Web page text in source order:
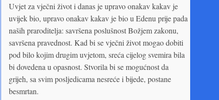
Uvjet za vječni život i danas je upravo onakav kakav je
uvijek bio, upravo onakav kakav je bio u Edenu prije pada
naših praroditelja: savršena poslušnost Božjem zakonu,
savršena pravednost. Kad bi se vječni život mogao dobiti
pod bilo kojim drugim uvjetom, sreća cijelog svemira bila
bi dovedena u opasnost. Stvorila bi se mogućnost da
grijeh, sa svim posljedicama nesreće i bijede, postane
besmrtan.